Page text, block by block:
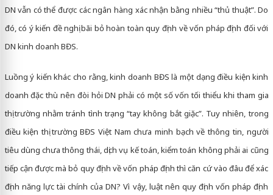
DN vẫn có thể được các ngân hàng xác nhận bằng nhiều “thủ thuật”. Do
đó, có ý kiến đề nghị bãi bỏ hoàn toàn quy định về vốn pháp định đối với
DN kinh doanh BĐS.
Luồng ý kiến khác cho rằng, kinh doanh BĐS là một dạng điều kiện kinh
doanh đặc thù nên đòi hỏi DN phải có một số vốn tối thiểu khi tham gia
thị trường nhằm tránh tình trạng “tay không bắt giặc”. Tuy nhiên, trong
điều kiện thị trường BĐS Việt Nam chưa minh bạch về thông tin, người
tiêu dùng chưa thông thái, dịch vụ kế toán, kiểm toán không phải ai cũng
tiếp cận được mà bỏ quy định về vốn pháp định thì căn cứ vào đâu để xác
định năng lực tài chính của DN? Vì vậy, luật nên quy định vốn pháp định